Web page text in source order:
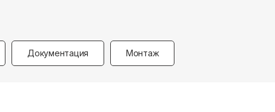
Документация Монтаж